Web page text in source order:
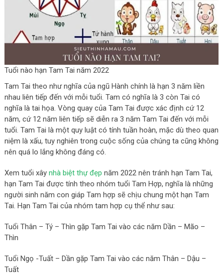
Tuổi nào hạn Tam Tai năm 2022
Tam Tai theo như nghĩa của ngũ Hành chính là hạn 3 năm liền
nhau liên tiếp đến với mỗi tuổi. Tam có nghĩa là 3 còn Tai có
nghĩa là tai họa. Vòng quay của Tam Tai được xác định cứ 12
năm, cứ 12 năm liên tiếp sẽ diễn ra 3 năm Tam Tai đến với mỗi
tuổi. Tam Tai là một quy luật có tính tuần hoàn, mặc dù theo quan
niệm là xấu, tuy nghiên trong cuộc sống của chúng ta cũng không
nên quá lo lắng không đáng có.
Xem tuổi xây nhà biệt thự đẹp năm 2022 nên tránh hạn Tam Tai,
hạn Tam Tai được tính theo nhóm tuổi Tam Hợp, nghĩa là những
người sinh năm con giáp Tam hợp sẽ chịu chung một hạn Tam
Tai. Hạn Tam Tai của nhóm tam hợp cụ thể như sau:
Tuổi Thân – Tý – Thìn gặp Tam Tai vào các năm Dần – Mão –
Thìn
Tuổi Ngọ -Tuất – Dần gặp Tam Tai vào các năm Thân – Dậu –
Tuất